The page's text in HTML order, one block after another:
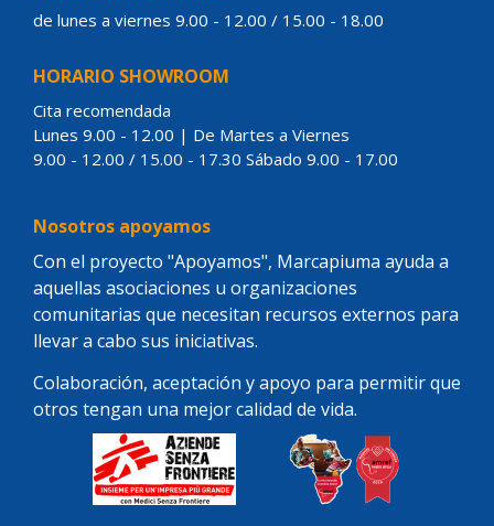
de lunes a viernes 9.00 - 12.00 / 15.00 - 18.00
HORARIO SHOWROOM
Cita recomendada
Lunes 9.00 - 12.00 | De Martes a Viernes
9.00 - 12.00 / 15.00 - 17.30 Sábado 9.00 - 17.00
Nosotros apoyamos
Con el proyecto "Apoyamos", Marcapiuma ayuda a
aquellas asociaciones u organizaciones
comunitarias que necesitan recursos externos para
llevar a cabo sus iniciativas.
Colaboración, aceptación y apoyo para permitir que
otros tengan una mejor calidad de vida.